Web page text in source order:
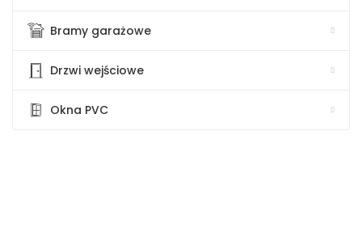
Bramy garażowe
Drzwi wejściowe
Okna PVC